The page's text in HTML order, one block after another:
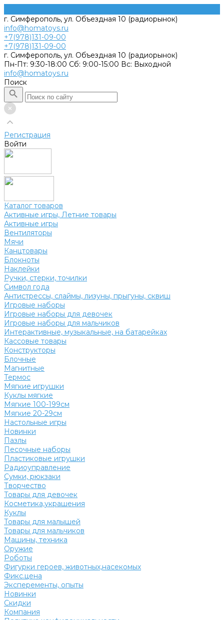
г. Симферополь, ул. Объездная 10 (радиорынок)
info@homatoys.ru
+7(978)131-09-00
+7(978)131-09-00
г. Симферополь, ул. Объездная 10 (радиорынок)
Пн-Пт: 9:30-18:00 Cб: 9:00-15:00 Вс: Выходной
info@homatoys.ru
Поиск
Регистрация
Войти
Каталог товаров
Активные игры, Летние товары
Активные игры
Вентиляторы
Мячи
Канцтовары
Блокноты
Наклейки
Ручки, стерки, точилки
Символ года
Антистрессы, слаймы, лизуны, прыгуны, сквиш
Игровые наборы
Игровые наборы для девочек
Игровые наборы для мальчиков
Интерактивные, музыкальные, на батарейках
Кассовые товары
Конструкторы
Блочные
Магнитные
Термос
Мягкие игрушки
Куклы мягкие
Мягкие 100-199см
Мягкие 20-29см
Настольные игры
Новинки
Пазлы
Песочные наборы
Пластиковые игрушки
Радиоуправление
Сумки, рюкзаки
Творчество
Товары для девочек
Косметика,украшения
Куклы
Товары для малышей
Товары для мальчиков
Машины, техника
Оружие
Роботы
Фигурки героев, животных,насекомых
Фикс.цена
Эксперементы, опыты
Новинки
Скидки
Компания